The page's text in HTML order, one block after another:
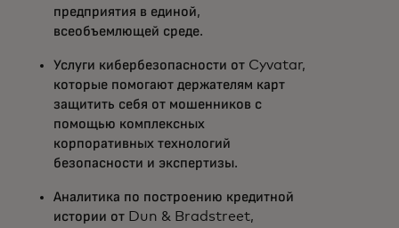
предприятия в единой,
всеобъемлющей среде.
Услуги кибербезопасности от Cyvatar,
которые помогают держателям карт
защитить себя от мошенников с
помощью комплексных
корпоративных технологий
безопасности и экспертизы.
Аналитика по построению кредитной
истории от Dun & Bradstreet,